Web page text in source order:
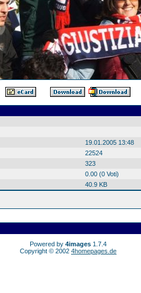
19.01.2005 13:48
22524
323
0.00 (0 Voti)
40.9 KB
Powered by 4images 1.7.4
Copyright © 2002 4homepages.de